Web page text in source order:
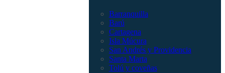
Barranquilla
Barú
Cartagena
Isla Múcura
San Andrés y Providencia
Santa Marta
Tolú y coveñas